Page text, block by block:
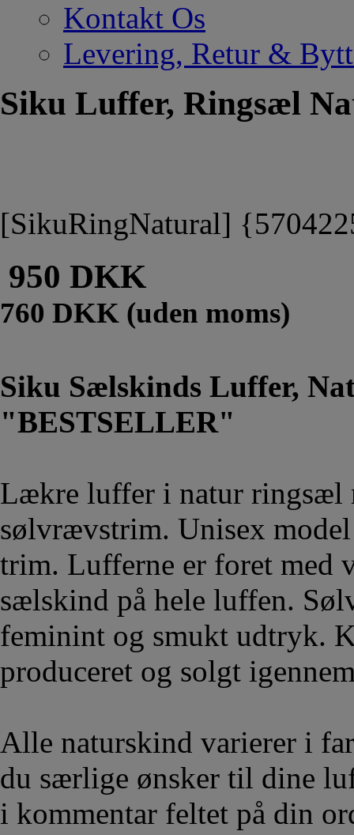
Kontakt Os
Levering, Retur &
Siku Luffer, Ringsæl
[SikuRingNatural]
950 DKK
760 DKK (uden moms)
Siku Sælskinds Luffer,
"BESTSELLER"
Lækre luffer i natur ringsæl
sølvrævstrim. Unisex
trim. Lufferne er foret med
sælskind på hele luffen.
feminint og smukt udtryk.
produceret og solgt
Alle naturskind varierer i
du særlige ønsker til dine
i kommentar feltet på din